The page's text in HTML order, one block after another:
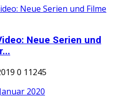
Neue Serien und
0 11245